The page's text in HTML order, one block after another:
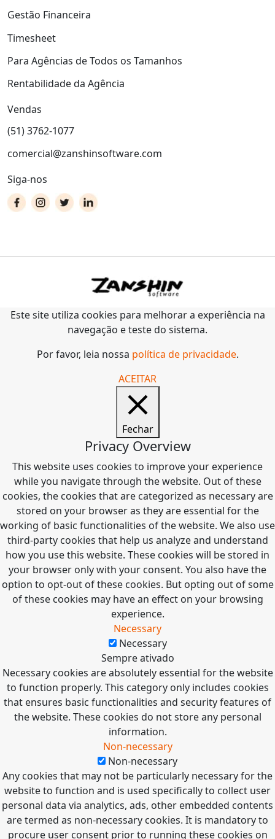
Gestão Financeira
Timesheet
Para Agências de Todos os Tamanhos
Rentabilidade da Agência
Vendas
(51) 3762-1077
comercial@zanshinsoftware.com
Siga-nos
Este site utiliza cookies para melhorar a experiência na
navegação e teste do sistema.
Por favor, leia nossa política de privacidade.
ACEITAR
Fechar
Privacy Overview
This website uses cookies to improve your experience
while you navigate through the website. Out of these
cookies, the cookies that are categorized as necessary are
stored on your browser as they are essential for the
working of basic functionalities of the website. We also use
third-party cookies that help us analyze and understand
how you use this website. These cookies will be stored in
your browser only with your consent. You also have the
option to opt-out of these cookies. But opting out of some
of these cookies may have an effect on your browsing
experience.
Necessary
Necessary
Sempre ativado
Necessary cookies are absolutely essential for the website
to function properly. This category only includes cookies
that ensures basic functionalities and security features of
the website. These cookies do not store any personal
information.
Non-necessary
Non-necessary
Any cookies that may not be particularly necessary for the
website to function and is used specifically to collect user
personal data via analytics, ads, other embedded contents
are termed as non-necessary cookies. It is mandatory to
procure user consent prior to running these cookies on